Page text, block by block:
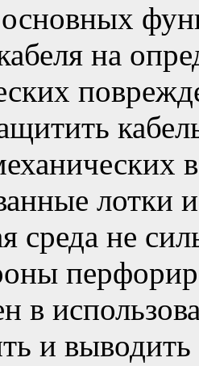
на
лотки
не
в
и